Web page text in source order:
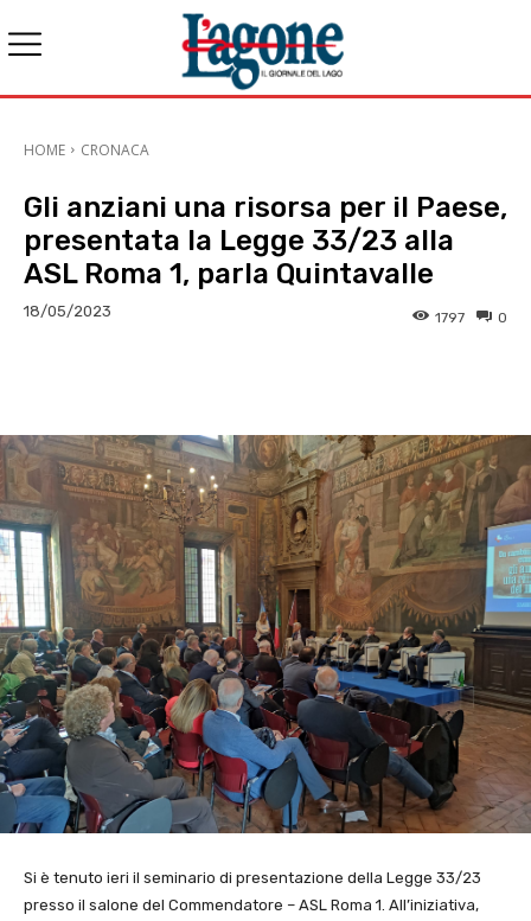
HOME CRONACA
Gli anziani una risorsa per il Paese,
presentata la Legge 33/23 alla
ASL Roma 1, parla Quintavalle
18/05/2023 0
1797
Si è tenuto ieri il seminario di presentazione della Legge 33/23
presso il salone del Commendatore – ASL Roma 1. All’iniziativa,